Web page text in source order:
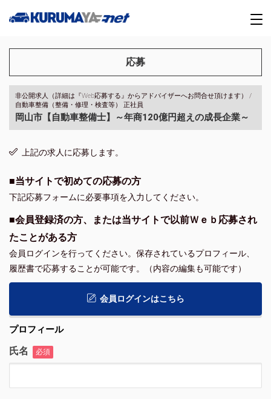
応募
非公開求人（詳細は『Web応募する』からアドバイザーへお問合せ頂けます） /
自動車整備（整備・修理・検査等） 正社員
岡山市【自動車整備士】～年商120億円超えの成長企業～
上記の求人に応募します。
■当サイトで初めての応募の方
下記応募フォームに必要事項を入力してください。
■会員登録済の方、または当サイトで以前Ｗｅｂ応募され
たことがある方
会員ログインを行ってください。保存されているプロフィール、
履歴書で応募することが可能です。（内容の編集も可能です）
会員ログインはこちら
プロフィール
氏名 必須